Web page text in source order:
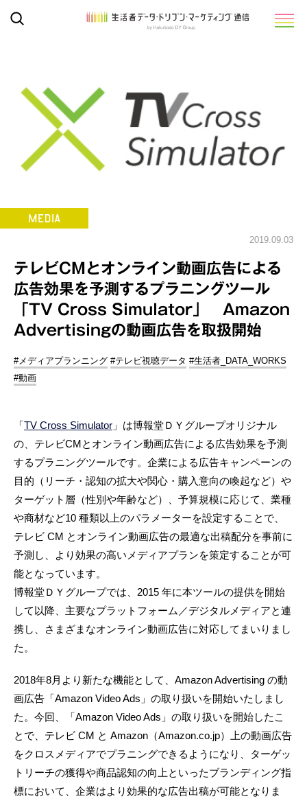
2019.09.03
テレビCMとオンライン動画広告による
広告効果を予測するプラニングツール
「TV Cross Simulator」 Amazon
Advertisingの動画広告を取扱開始
#メディアプランニング #テレビ視聴データ #生活者_DATA_WORKS
#動画
「 TV Cross Simulator 」は博報堂ＤＹグループオリジナル
の、テレビCMとオンライン動画広告による広告効果を予測
するプラニングツールです。企業による広告キャンペーンの
目的（リーチ・認知の拡大や関心・購入意向の喚起など）や
ターゲット層（性別や年齢など）、予算規模に応じて、業種
や商材など10 種類以上のパラメーターを設定することで、
テレビ CM とオンライン動画広告の最適な出稿配分を事前に
予測し、より効果の高いメディアプランを策定することが可
能となっています。
博報堂ＤＹグループでは、2015 年に本ツールの提供を開始
して以降、主要なプラットフォーム／デジタルメディアと連
携し、さまざまなオンライン動画広告に対応してまいりまし
た。
2018年8月より新たな機能として、Amazon Advertising の動
画広告「Amazon Video Ads」の取り扱いを開始いたしまし
た。今回、「Amazon Video Ads」の取り扱いを開始したこ
とで、テレビ CM と Amazon（Amazon.co.jp）上の動画広告
をクロスメディアでプラニングできるようになり、ターゲッ
トリーチの獲得や商品認知の向上といったブランディング指
標において、企業はより効果的な広告出稿が可能となりま